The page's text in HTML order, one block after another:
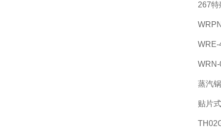
267特
WRE-
蒸汽
贴片